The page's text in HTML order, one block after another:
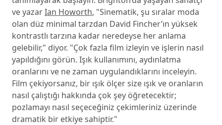
ve yazarIan Howorth, "Sinematik, şu sıralar moda
olan düz minimal tarzdan David Fincher’ın yüksek
kontrastlı tarzına kadar neredeyse her anlama
gelebilir," diyor. "Çok fazla film izleyin ve işlerin nasıl
yapıldığını görün. Işık kullanımını, aydınlatma
oranlarını ve ne zaman uygulandıklarını inceleyin.
Film çekiyorsanız, bir ışık ölçer size ışık ve oranların
nasıl çalıştığı hakkında çok şey öğretecektir;
pozlamayı nasıl seçeceğiniz çekimleriniz üzerinde
dramatik bir etkiye sahiptir."